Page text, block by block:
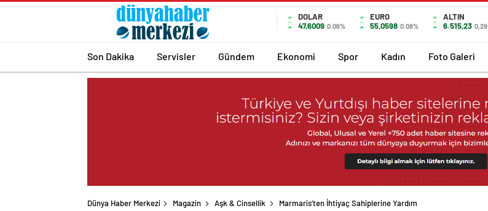
DOLAR
47,6009 0.06%
EURO
55,0598 0.08%
ALTIN
6.515,23 0,29
Son Dakika Servisler Gündem Ekonomi Spor Kadın Foto Galeri
Dünya Haber Merkezi Magazin Aşk & Cinsellik Marmaris’ten İhtiyaç Sahiplerine Yardım